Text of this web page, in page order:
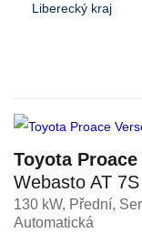
Liberecký kraj
Toyota Proace
Webasto AT 7S
130 kW, Přední,
Automatická